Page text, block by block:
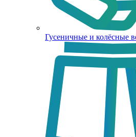
Гусеничные и колёсные